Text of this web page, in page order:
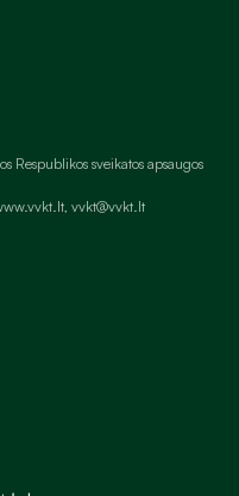
Respublikos sveikatos apsaugos
vvkt@vvkt.lt